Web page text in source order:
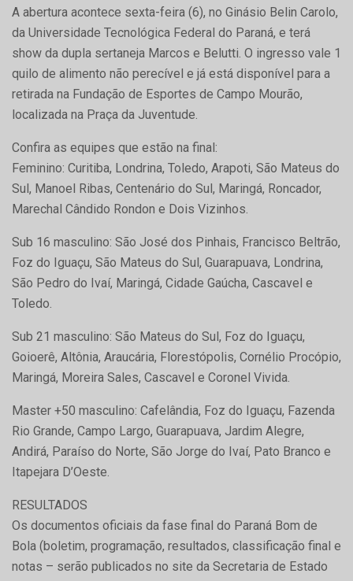
A abertura acontece sexta-feira (6), no Ginásio Belin Carolo,
da Universidade Tecnológica Federal do Paraná, e terá
show da dupla sertaneja Marcos e Belutti. O ingresso vale 1
quilo de alimento não perecível e já está disponível para a
retirada na Fundação de Esportes de Campo Mourão,
localizada na Praça da Juventude.
Confira as equipes que estão na final:
Feminino: Curitiba, Londrina, Toledo, Arapoti, São Mateus do
Sul, Manoel Ribas, Centenário do Sul, Maringá, Roncador,
Marechal Cândido Rondon e Dois Vizinhos.
Sub 16 masculino: São José dos Pinhais, Francisco Beltrão,
Foz do Iguaçu, São Mateus do Sul, Guarapuava, Londrina,
São Pedro do Ivaí, Maringá, Cidade Gaúcha, Cascavel e
Toledo.
Sub 21 masculino: São Mateus do Sul, Foz do Iguaçu,
Goioerê, Altônia, Araucária, Florestópolis, Cornélio Procópio,
Maringá, Moreira Sales, Cascavel e Coronel Vivida.
Master +50 masculino: Cafelândia, Foz do Iguaçu, Fazenda
Rio Grande, Campo Largo, Guarapuava, Jardim Alegre,
Andirá, Paraíso do Norte, São Jorge do Ivaí, Pato Branco e
Itapejara D’Oeste.
RESULTADOS
Os documentos oficiais da fase final do Paraná Bom de
Bola (boletim, programação, resultados, classificação final e
notas – serão publicados no site da Secretaria de Estado